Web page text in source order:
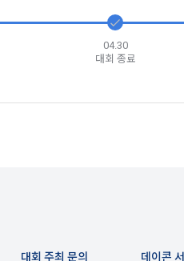
누르면 “회사”가 웹 상의 안내
5. “회원”은 이용계약 성립 후,
6. 약관 및 실정법 위반 시 “회
5) 채용 합격 시, 기업의 요금
필수항목: 합격자의 연봉정보
04.30
대회 종료
대회 주최 문의 데이콘